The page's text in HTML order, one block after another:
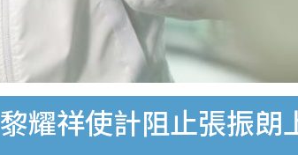
耀祥使計阻止張振